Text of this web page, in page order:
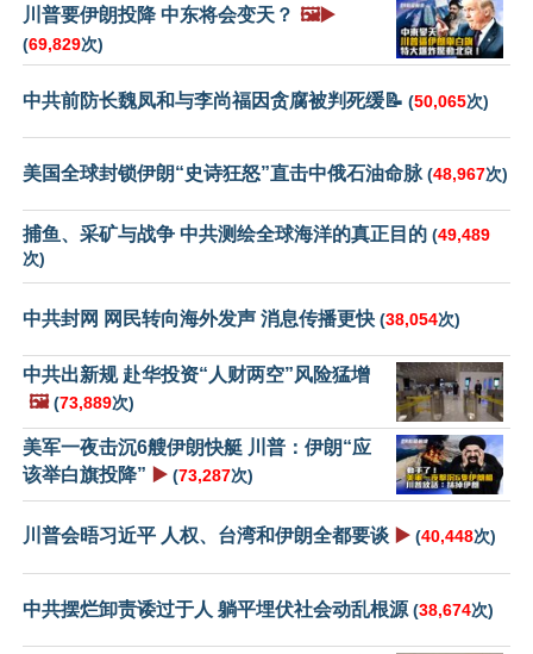
川普要伊朗投降 中东将会变天？ 🖼️▶️
(69,829次)
中共前防长魏凤和与李尚福因贪腐被判死缓📝 (50,065次)
美国全球封锁伊朗“史诗狂怒”直击中俄石油命脉 (48,967次)
捕鱼、采矿与战争 中共测绘全球海洋的真正目的 (49,489
次)
中共封网 网民转向海外发声 消息传播更快 (38,054次)
中共出新规 赴华投资“人财两空”风险猛增
🖼️ (73,889次)
美军一夜击沉6艘伊朗快艇 川普：伊朗“应
该举白旗投降” ▶️ (73,287次)
川普会晤习近平 人权、台湾和伊朗全都要谈 ▶️ (40,448次)
中共摆烂卸责诿过于人 躺平埋伏社会动乱根源 (38,674次)